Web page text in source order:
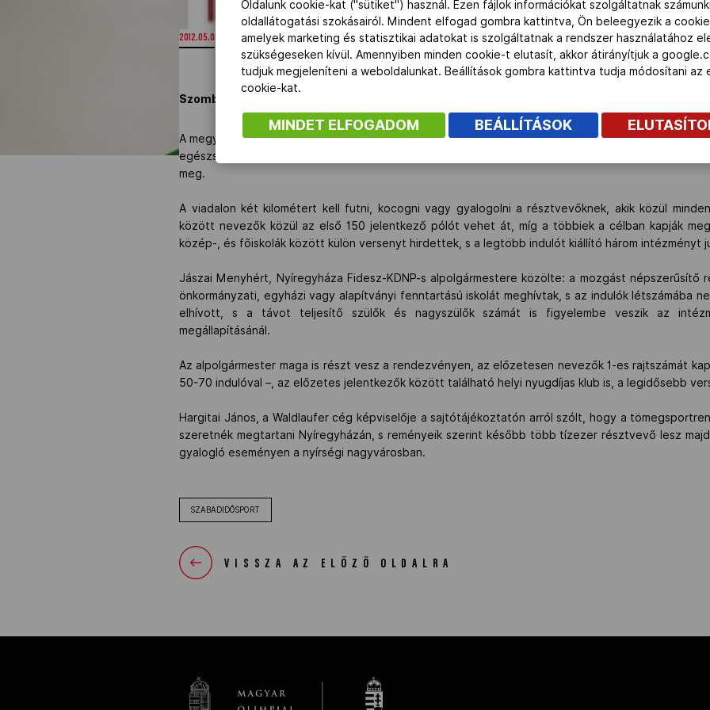
2012.05.08. 05:45
Szombaton 10 órától rendezik meg az I. Waldlaufer futó és gyalogló tömegsportrendezvényt
A megyeszékhelyen tartott hétfői sajtótájékoztatón Vass László főszervező elmondta: a német
egészségvédelmi célokat szolgáló eseményt a 120 ezer lakosú nagyváros északi szélén elterülő
meg.
A viadalon két kilométert kell futni, kocogni vagy gyalogolni a résztvevőknek, akik közül
között nevezők közül az első 150 jelentkező pólót vehet át, míg a többiek a célban kapják
közép-, és főiskolák között külön versenyt hirdettek, s a legtöbb indulót kiállító három intézményt
Jászai Menyhért, Nyíregyháza Fidesz-KDNP-s alpolgármestere közölte: a mozgást népszerűsítő
önkormányzati, egyházi vagy alapítványi fenntartású iskolát meghívtak, s az indulók létszámába
elhívott, s a távot teljesítő szülők és nagyszülők számát is figyelembe veszik az
megállapításánál.
Az alpolgármester maga is részt vesz a rendezvényen, az előzetesen nevezők 1-es rajtszámát
50-70 indulóval –, az előzetes jelentkezők között található helyi nyugdíjas klub is, a legidősebb
Hargitai János, a Waldlaufer cég képviselője a sajtótájékoztatón arról szólt, hogy a
szeretnék megtartani Nyíregyházán, s reményeik szerint később több tízezer résztvevő lesz
gyalogló eseményen a nyírségi nagyvárosban.
SZABADIDŐSPORT
VISSZA AZ ELŐZŐ OLDALRA
Oldalunk cookie-kat ("sütiket") használ. Ezen fájlok információkat szolgáltatnak
oldallátogatási szokásairól. Mindent elfogad gombra kattintva, Ön beleegyezik a
amelyek marketing és statisztikai adatokat is szolgáltatnak a rendszer használatához
szükségeseken kívül. Amennyiben minden cookie-t elutasít, akkor átirányítjuk a
tudjuk megjeleníteni a weboldalunkat. Beállítások gombra kattintva tudja módosítani
cookie-kat.
MINDET ELFOGADOM BEÁLLÍTÁSOK